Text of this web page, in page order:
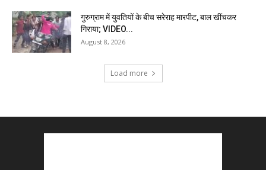
गुरुग्राम में युवतियों के बीच सरेराह मारपीट, बाल खींचकर
गिराया; VIDEO...
August 8, 2026
Load more